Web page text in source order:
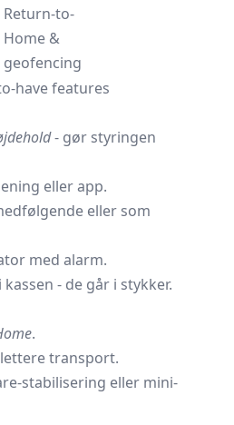
Return-to-
Home &
geofencing
have features
- gør styringen
eller app.
eller som
med alarm.
- de går i stykker.
.
transport.
stabilisering eller mini-